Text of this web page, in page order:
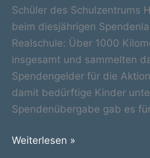
Schüler des Schulzentrums
beim diesjährigen
Realschule: Über 1000
insgesamt und sammelten
Spendengelder für die
damit bedürftige Kinder
Spendenübergabe gab es
Mehr
Weiterlesen »